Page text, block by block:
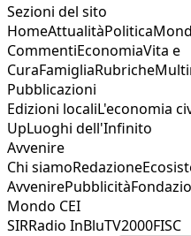
Sezioni del sito
HomeAttualitàPolitica
CommentiEconomiaVita e
CuraFamigliaRubriche
Pubblicazioni
Edizioni localiL'economia
UpLuoghi dell'Infinito
Avvenire
Chi siamoRedazione
AvvenirePubblicità
Mondo CEI
SIRRadio InBluTV2000FISC